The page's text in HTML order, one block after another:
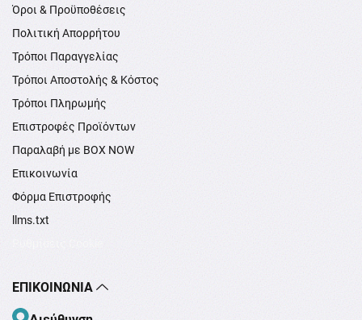
Όροι & Προϋποθέσεις
Πολιτική Απορρήτου
Τρόποι Παραγγελίας
Τρόποι Αποστολής & Κόστος
Τρόποι Πληρωμής
Επιστροφές Προϊόντων
Παραλαβή με BOX NOW
Επικοινωνία
Φόρμα Επιστροφής
llms.txt
ΕΠΙΚΟΙΝΩΝΊΑ